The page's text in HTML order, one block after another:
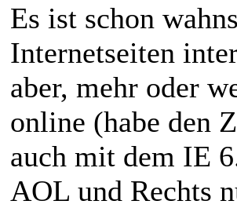
Es ist schon
Internetseiten
aber, mehr oder
online (habe den
auch mit dem IE
AOL und Rechts